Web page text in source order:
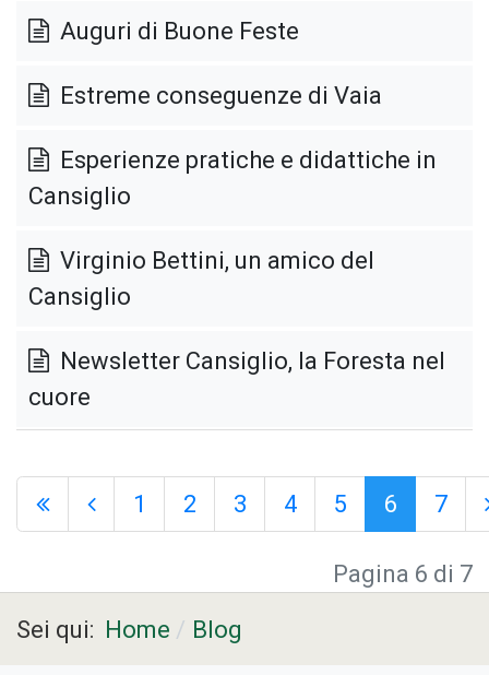
Auguri di Buone Feste
Estreme conseguenze di Vaia
Esperienze pratiche e didattiche in
Cansiglio
Virginio Bettini, un amico del
Cansiglio
Newsletter Cansiglio, la Foresta nel
cuore
1 2 3 4 5 6 7
Pagina 6 di 7
Sei qui: Home Blog